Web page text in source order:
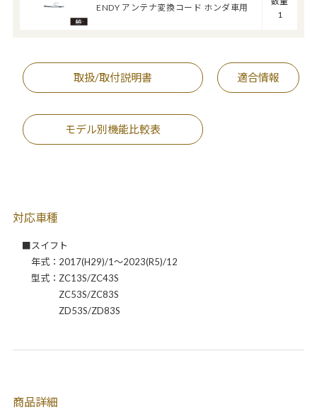
ENDY アンテナ変換コード ホンダ車用
1
取扱/取付説明書 適合情報
モデル別機能比較表
対応車種
■スイフト
年式：2017(H29)/1～2023(R5)/12
型式：ZC13S/ZC43S
ZC53S/ZC83S
ZD53S/ZD83S
商品詳細